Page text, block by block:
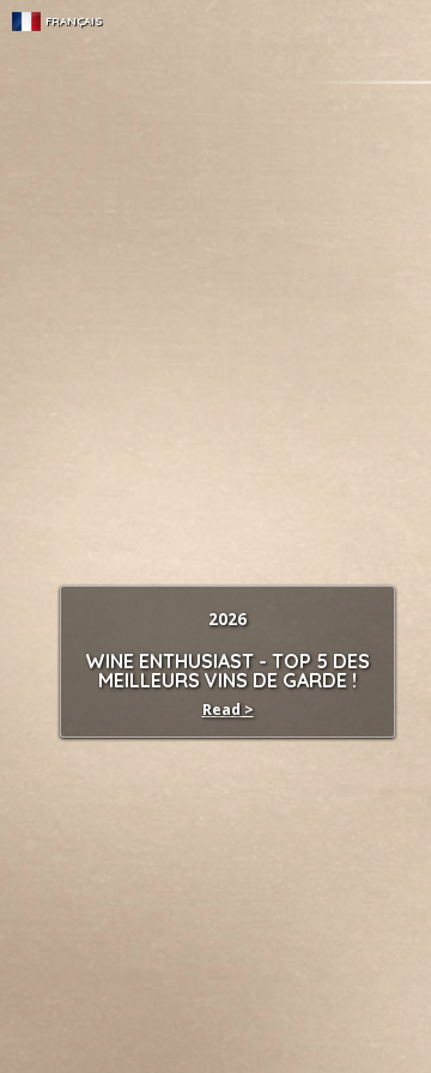
FRANÇAIS
2026
WINE ENTHUSIAST - TOP 5 DES
MEILLEURS VINS DE GARDE !
Read >